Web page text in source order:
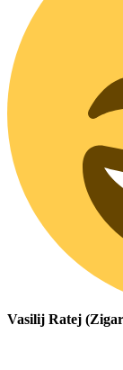
Vasilij Ratej